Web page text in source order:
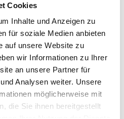
Cookies
Inhalte und Anzeigen zu
für soziale Medien anbieten
auf unsere Website zu
wir Informationen zu Ihrer
an unsere Partner für
Analysen weiter. Unsere
möglicherweise mit
die Sie ihnen bereitgestellt
auf Diözesanebene
etwas wie der
In gewisser Weise
Mittragende, die
Aus den Reihen der